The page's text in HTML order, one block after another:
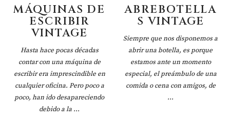
MÁQUINAS DE
ESCRIBIR
VINTAGE
Hasta hace pocas décadas
contar con una máquina de
escribir era imprescindible en
cualquier oficina. Pero poco a
poco, han ido desapareciendo
debido a la ...
ABREBOTELLA
S VINTAGE
Siempre que nos disponemos a
abrir una botella, es porque
estamos ante un momento
especial, el preámbulo de una
comida o cena con amigos, de
...